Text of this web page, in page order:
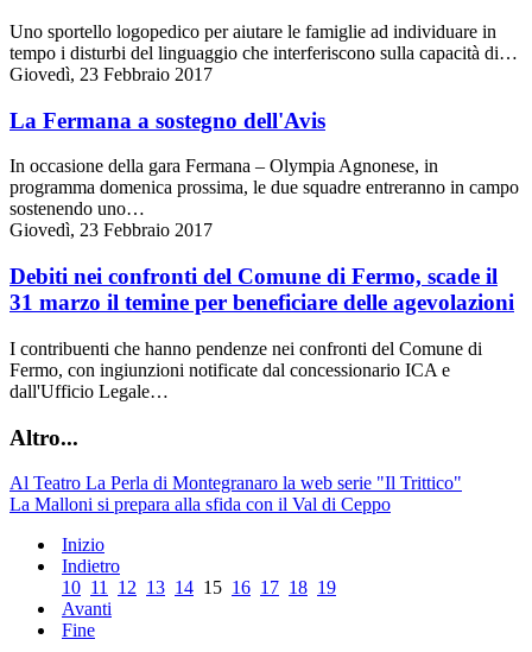
Uno sportello logopedico per aiutare le famiglie ad individuare in
tempo i disturbi del linguaggio che interferiscono sulla capacità di…
Giovedì, 23 Febbraio 2017
La Fermana a sostegno dell'Avis
In occasione della gara Fermana – Olympia Agnonese, in
programma domenica prossima, le due squadre entreranno in campo
sostenendo uno…
Giovedì, 23 Febbraio 2017
Debiti nei confronti del Comune di Fermo, scade il
31 marzo il temine per beneficiare delle agevolazioni
I contribuenti che hanno pendenze nei confronti del Comune di
Fermo, con ingiunzioni notificate dal concessionario ICA e
dall'Ufficio Legale…
Altro...
Al Teatro La Perla di Montegranaro la web serie "Il Trittico"
La Malloni si prepara alla sfida con il Val di Ceppo
Inizio
Indietro
10 11 12 13 14 15 16 17 18 19
Avanti
Fine